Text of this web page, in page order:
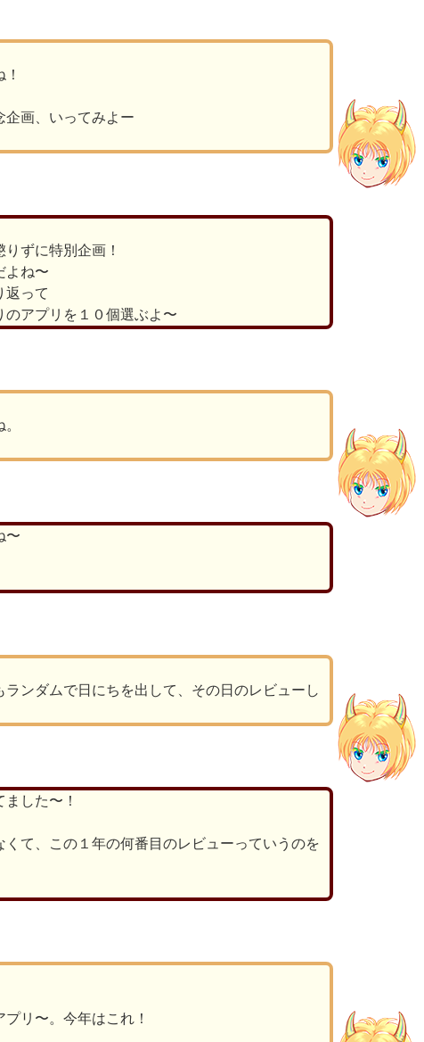
企画、いってみよー
ずに特別企画！
よね〜
返って
のアプリを１０個選ぶよ〜
〜
ランダムで日にちを出して、その日のレビューし
した〜！
くて、この１年の何番目のレビューっていうのを
リ〜。今年はこれ！